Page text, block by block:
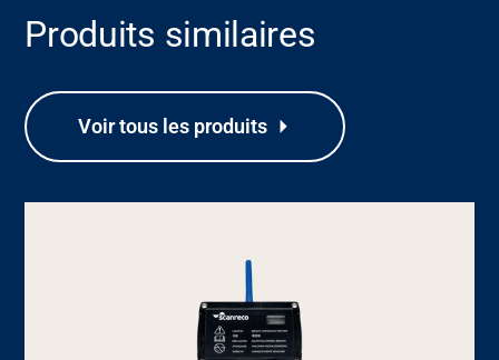
Produits similaires
Voir tous les produits